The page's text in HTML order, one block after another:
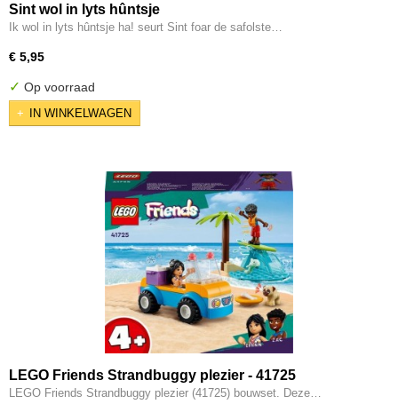
Sint wol in lyts hûntsje
Ik wol in lyts hûntsje ha! seurt Sint foar de safolste…
€ 5,95
✓ Op voorraad
IN WINKELWAGEN
LEGO Friends Strandbuggy plezier - 41725
LEGO Friends Strandbuggy plezier (41725) bouwset. Deze…